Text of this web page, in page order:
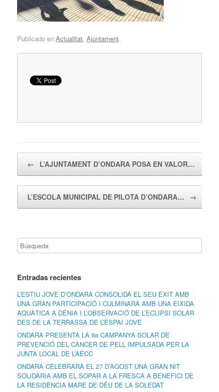
Publicado en Actualitat, Ajuntament.
← L’AJUNTAMENT D’ONDARA POSA EN VALOR…
L’ESCOLA MUNICIPAL DE PILOTA D’ONDARA… →
Entradas recientes
L’ESTIU JOVE D’ONDARA CONSOLIDA EL SEU ÈXIT AMB
UNA GRAN PARTICIPACIÓ I CULMINARÀ AMB UNA EIXIDA
AQUÀTICA A DÉNIA I L’OBSERVACIÓ DE L’ECLIPSI SOLAR
DES DE LA TERRASSA DE L’ESPAI JOVE
ONDARA PRESENTA LA 9a CAMPANYA SOLAR DE
PREVENCIÓ DEL CÀNCER DE PELL IMPULSADA PER LA
JUNTA LOCAL DE L’AECC
ONDARA CELEBRARÀ EL 27 D’AGOST UNA GRAN NIT
SOLIDÀRIA AMB EL SOPAR A LA FRESCA A BENEFICI DE
LA RESIDÈNCIA MARE DE DÉU DE LA SOLEDAT